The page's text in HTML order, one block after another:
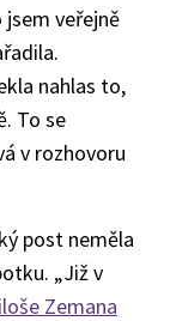
jsem veřejně
nahlas to,
To se
v rozhovoru
post neměla
„Již v
Zemana